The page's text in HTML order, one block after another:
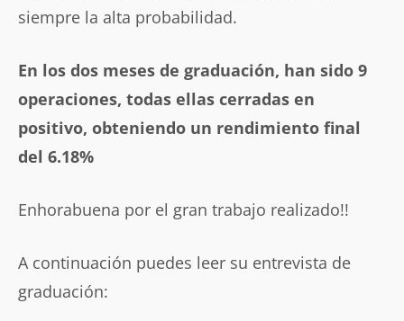
siempre la alta probabilidad.
En los dos meses de graduación, han sido 9
operaciones, todas ellas cerradas en
positivo, obteniendo un rendimiento final
del 6.18%
Enhorabuena por el gran trabajo realizado!!
A continuación puedes leer su entrevista de
graduación: